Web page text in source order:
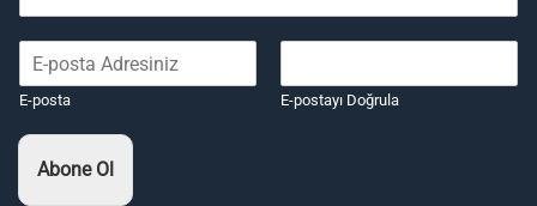
E-posta E-postayı Doğrula
Abone Ol